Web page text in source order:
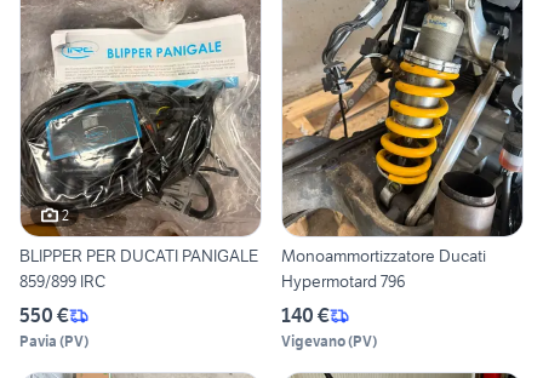
2
BLIPPER PER DUCATI PANIGALE
859/899 IRC
550 €
Pavia (PV)
Monoammortizzatore Ducati
Hypermotard 796
140 €
Vigevano(PV)